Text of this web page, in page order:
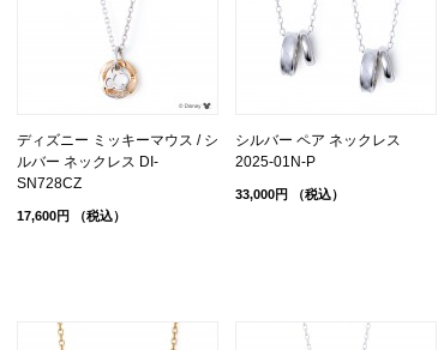
ディズニー ミッキーマウス / シ
ルバー ネックレス DI-
SN728CZ
17,600円 （税込）
シルバー ペア ネックレス
2025-01N-P
33,000円 （税込）